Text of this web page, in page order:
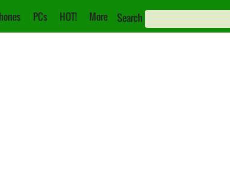
PCs HOT! More Search